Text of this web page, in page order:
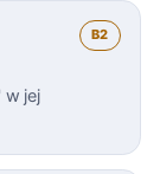
B2
w jej